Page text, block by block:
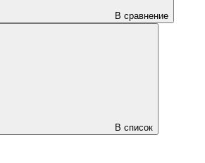
В сравнение
В список